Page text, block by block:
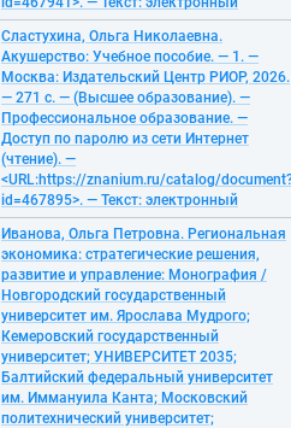
Сластухина, Ольга Николаевна.
Акушерство: Учебное пособие. — 1. —
Москва: Издательский Центр РИОР, 2026.
— 271 с. — (Высшее образование). —
Профессиональное образование. —
Доступ по паролю из сети Интернет
(чтение). —
<URL:https://znanium.ru/catalog/
id=467895>. — Текст: электронный
Иванова, Ольга Петровна. Региональная
экономика: стратегические решения,
развитие и управление: Монография /
Новгородский государственный
университет им. Ярослава Мудрого;
Кемеровский государственный
университет; УНИВЕРСИТЕТ 2035;
Балтийский федеральный университет
им. Иммануила Канта; Московский
политехнический университет;